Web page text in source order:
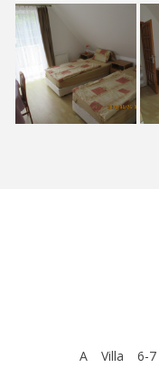
A Villa 6-7